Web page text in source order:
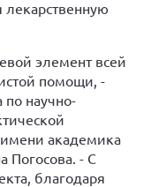
лекарственную
элемент всей
помощи, -
по научно-
академика
Погосова. - С
благодаря